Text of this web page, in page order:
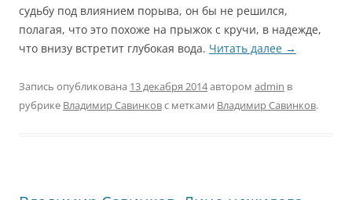
судьбу под влиянием порыва, он бы не решился,
полагая, что это похоже на прыжок с кручи, в надежде,
что внизу встретит глубокая вода. Читать далее →
Запись опубликована 13 декабря 2014автором admin в
рубрике Владимир Савинковс метками Владимир Савинков.